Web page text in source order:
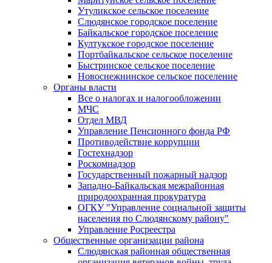
Утуликское сельское поселение
Слюдянское городское поселение
Байкальское городское поселение
Култукское городское поселение
Портбайкальское сельское поселение
Быстринское сельское поселение
Новоснежнинское сельское поселение
Органы власти
Все о налогах и налогообложении
МЧС
Отдел МВД
Управление Пенсионного фонда РФ
Противодействие коррупции
Гостехнадзор
Роскомнадзор
Государственный пожарный надзор
Западно-Байкальская межрайонная
природоохранная прокуратура
ОГКУ "Управление социальной защиты
населения по Слюдянскому району"
Управление Росреестра
Общественные организации района
Слюдянская районная общественная